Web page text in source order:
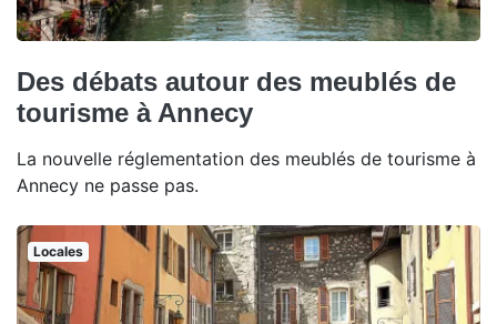
Des débats autour des meublés de
tourisme à Annecy
La nouvelle réglementation des meublés de tourisme à
Annecy ne passe pas.
Locales